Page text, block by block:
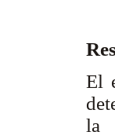
El
la